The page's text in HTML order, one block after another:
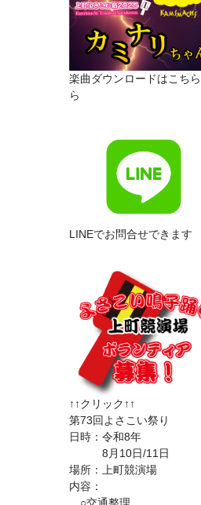
楽曲ダウンロードはこち
ら
LINEでお問合せできます
↑↑クリック↑↑
第73回よさこい祭り
日時：令和8年
8月10日/11日
場所：上町競演場
内容：
○交通整理